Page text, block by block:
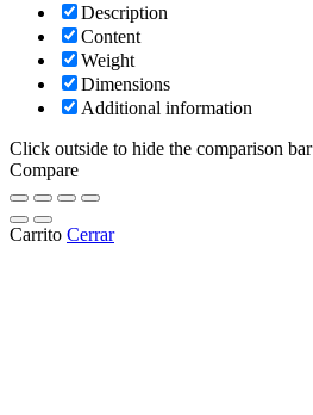
Description
Content
Weight
Dimensions
Additional information
Click outside to hide the comparison bar
Compare
Carrito Cerrar